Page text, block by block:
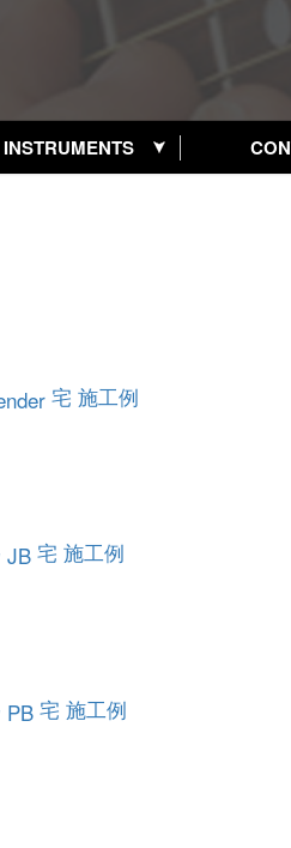
INSTRUMENTS
宅 施工例
宅 施工例
宅 施工例